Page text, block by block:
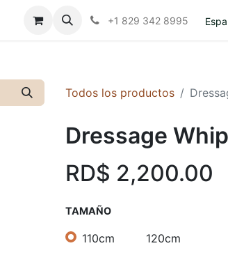
+1 829 342 8995
Todos los productos
Dressage
RD$ 2,200.00
TAMAÑO
110cm 120cm